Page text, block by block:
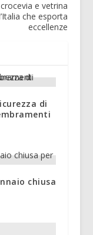
e vetrina
che esporta
eccellenze
di
chiusa